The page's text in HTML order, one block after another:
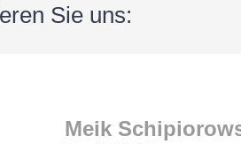
Sie uns:
Meik